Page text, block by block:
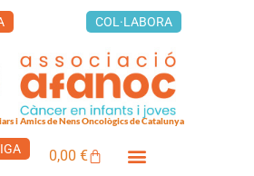
COL·LABORA
i Amics de Nens Oncològics de Catalunya
0,00€Cistella